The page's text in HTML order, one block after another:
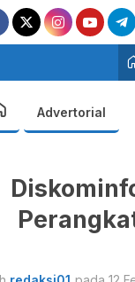
Advertorial